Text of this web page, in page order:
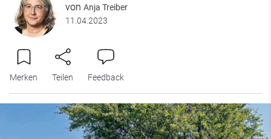
von Anja Treiber
11.04.2023
Merken Teilen Feedback